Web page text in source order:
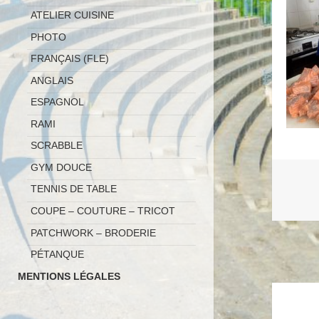
ATELIER CUISINE
PHOTO
FRANÇAIS (FLE)
ANGLAIS
ESPAGNOL
RAMI
SCRABBLE
GYM DOUCE
TENNIS DE TABLE
COUPE – COUTURE – TRICOT
PATCHWORK – BRODERIE
PÉTANQUE
MENTIONS LÉGALES